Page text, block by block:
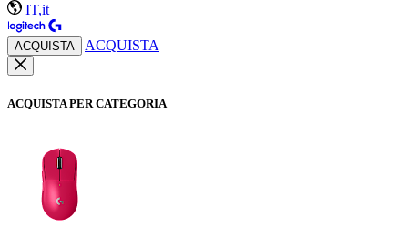
IT,it
ACQUISTA ACQUISTA
ACQUISTA PER CATEGORIA